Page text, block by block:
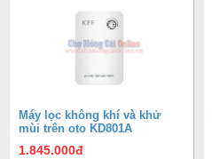
Máy lọc không khí và khử
mùi trên oto KD801A
1.845.000đ